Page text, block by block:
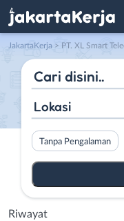
JakartaKerja > PT. XL Smart
Lokasi
Tanpa Pengalaman
Riwayat